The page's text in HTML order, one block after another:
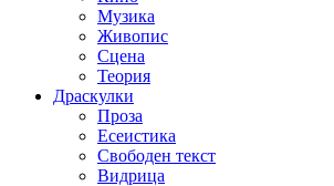
Музика
Живопис
Сцена
Теория
Драскулки
Проза
Есеистика
Свободен текст
Видрица